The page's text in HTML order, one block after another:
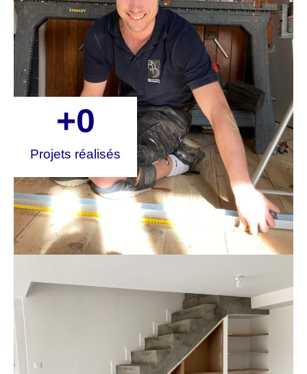
Projets réalisés
+0